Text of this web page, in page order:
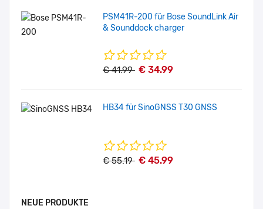
PSM41R-200 für Bose SoundLink Air
& Sounddock charger
€ 41.99 € 34.99
HB34 für SinoGNSS T30 GNSS
€ 55.19 € 45.99
NEUE PRODUKTE